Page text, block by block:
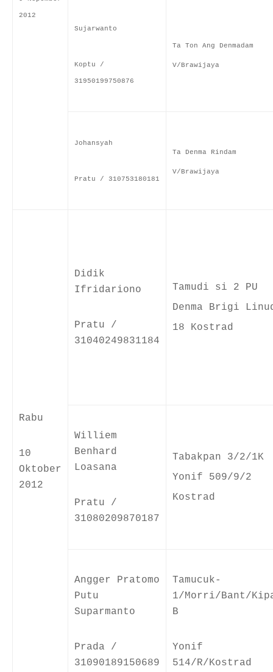
2012
Sujarwanto
Koptu /
31950199750876
Ta Ton Ang Denmadam
V/Brawijaya
Johansyah
Pratu / 310753180181
Ta Denma Rindam
V/Brawijaya
Rabu
10
Oktober
2012
Didik
Ifridariono
Pratu /
31040249831184
Tamudi si 2 PU
Denma Brigi
18 Kostrad
Williem
Benhard
Loasana
Pratu /
31080209870187
Tabakpan 3/2/1K
Yonif 509/9/2
Kostrad
Angger Pratomo
Putu
Suparmanto
Prada /
31090189150689
Tamucuk-
1/Morri/Bant/
B
Yonif
514/R/Kostrad